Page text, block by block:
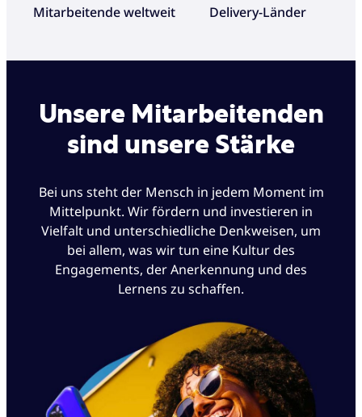
Mitarbeitende weltweit Delivery-Länder
Unsere Mitarbeitenden
sind unsere Stärke
Bei uns steht der Mensch in jedem Moment im
Mittelpunkt. Wir fördern und investieren in
Vielfalt und unterschiedliche Denkweisen, um
bei allem, was wir tun eine Kultur des
Engagements, der Anerkennung und des
Lernens zu schaffen.